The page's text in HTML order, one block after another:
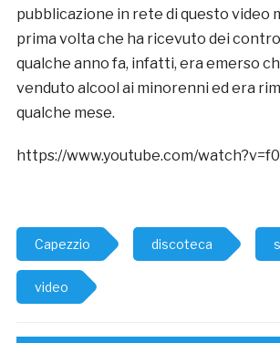
pubblicazione in rete di questo video
prima volta che ha ricevuto dei
qualche anno fa, infatti, era emerso
venduto alcool ai minorenni ed era
qualche mese.
https://www.youtube.com/
Capezzio discoteca
video